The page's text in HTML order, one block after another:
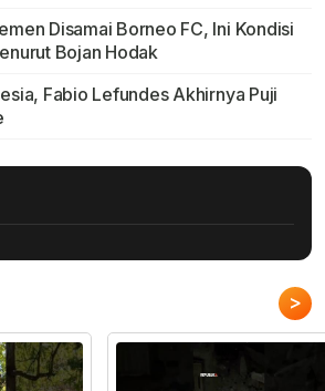
Disamai Borneo FC, Ini Kondisi
Bojan Hodak
Fabio Lefundes Akhirnya Puji
>